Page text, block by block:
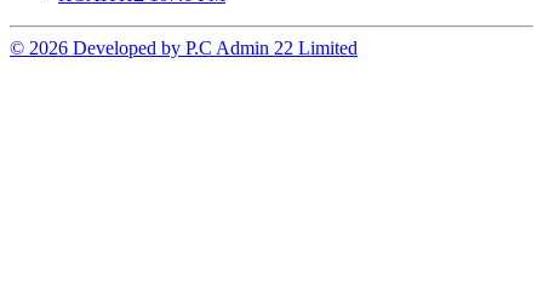
© 2026 Developed by P.C Admin 22 Limited